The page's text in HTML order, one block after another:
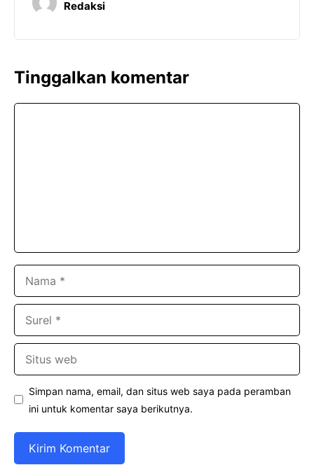
Redaksi
Tinggalkan komentar
Simpan nama, email, dan situs web saya pada peramban
ini untuk komentar saya berikutnya.